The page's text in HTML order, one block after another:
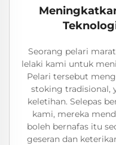
Seorang pelari
lelaki kami untuk
Pelari tersebut
stoking tradisional,
keletihan. Selepas
kami, mereka
boleh bernafas itu
geseran dan